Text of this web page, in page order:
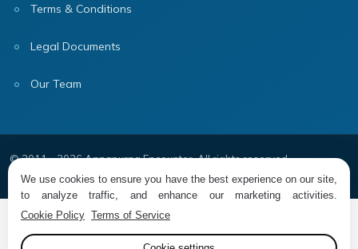
Terms & Conditions
Legal Documents
Our Team
© 2011 - 2026 Annapurna Encounter. All rights reserved.
Cookie settingsWebsite by Xenatech Nepal
We use cookies to ensure you have the best experience on our site,
to analyze traffic, and enhance our marketing activities.
Cookie Policy Terms of Service